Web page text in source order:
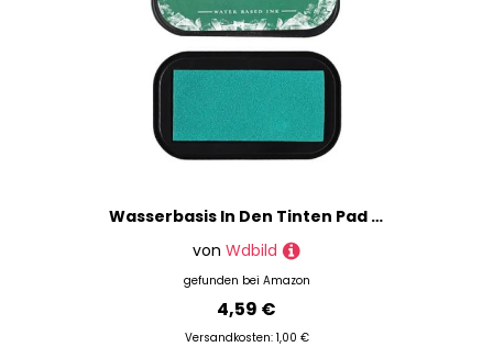
Wasserbasis In Den Tinten Pad Schnelltrocknen Hand Retro Farbpapier Tintenpads Scrapbooking School Lieferungen Schnelltrocknen Tinte Wasserbasis Tintepad Scrapbooking Retro Farbe
von Wdbild
gefunden bei Amazon
4,59 €
Versandkosten: 1,00 €